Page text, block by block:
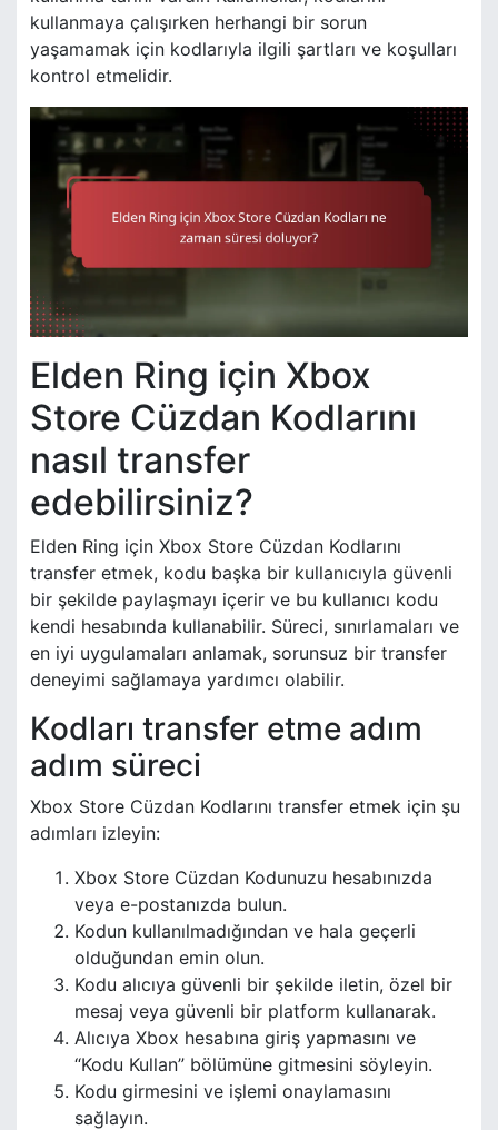
kullanmaya çalışırken herhangi bir sorun
yaşamamak için kodlarıyla ilgili şartları ve koşulları
kontrol etmelidir.
Elden Ring için Xbox
Store Cüzdan Kodlarını
nasıl transfer
edebilirsiniz?
Elden Ring için Xbox Store Cüzdan Kodlarını
transfer etmek, kodu başka bir kullanıcıyla güvenli
bir şekilde paylaşmayı içerir ve bu kullanıcı kodu
kendi hesabında kullanabilir. Süreci, sınırlamaları ve
en iyi uygulamaları anlamak, sorunsuz bir transfer
deneyimi sağlamaya yardımcı olabilir.
Kodları transfer etme adım
adım süreci
Xbox Store Cüzdan Kodlarını transfer etmek için şu
adımları izleyin:
Xbox Store Cüzdan Kodunuzu hesabınızda
veya e-postanızda bulun.
Kodun kullanılmadığından ve hala geçerli
olduğundan emin olun.
Kodu alıcıya güvenli bir şekilde iletin, özel bir
mesaj veya güvenli bir platform kullanarak.
Alıcıya Xbox hesabına giriş yapmasını ve
“Kodu Kullan” bölümüne gitmesini söyleyin.
Kodu girmesini ve işlemi onaylamasını
sağlayın.